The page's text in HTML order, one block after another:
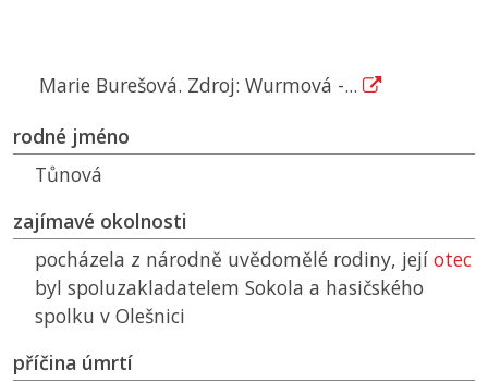
Marie Burešová. Zdroj: Wurmová -...
rodné jméno
Tůnová
zajímavé okolnosti
pocházela z národně uvědomělé rodiny, její otec
byl spoluzakladatelem Sokola a hasičského
spolku v Olešnici
příčina úmrtí